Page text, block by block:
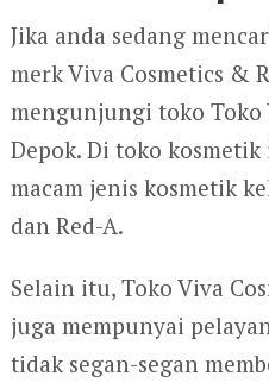
Jika anda sedang
merk Viva Cosmetics &
mengunjungi toko Toko
Depok. Di toko
macam jenis kosmetik
dan Red-A.
Selain itu, Toko Viva
juga mempunyai
tidak segan-segan